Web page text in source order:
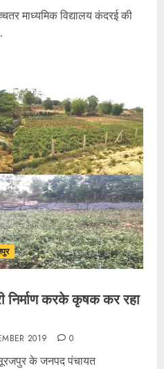
माध्यमिक विद्यालय कंदरई की
निर्माण करके कृषक कर रहा
2019 0
के जनपद पंचायत